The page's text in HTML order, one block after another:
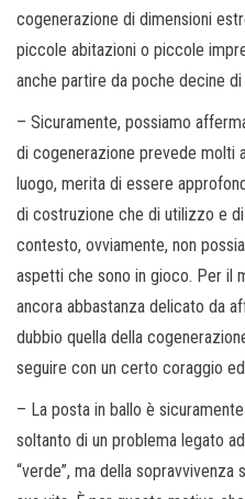
cogenerazione di dimensioni
piccole abitazioni o piccole
anche partire da poche decine
– Sicuramente, possiamo
di cogenerazione prevede molti
luogo, merita di essere
di costruzione che di utilizzo e
contesto, ovviamente, non
aspetti che sono in gioco. Per il
ancora abbastanza delicato da
dubbio quella della
seguire con un certo coraggio
– La posta in ballo è
soltanto di un problema legato
“verde”, ma della sopravvivenza